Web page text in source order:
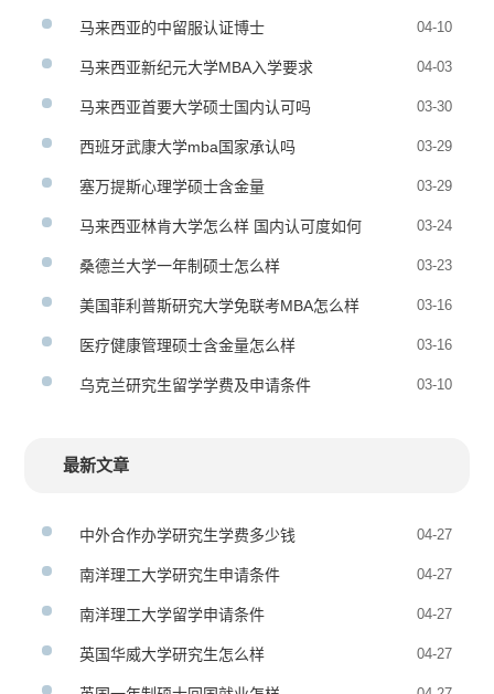
马来西亚的中留服认证博士 04-10
马来西亚新纪元大学MBA入学要求 04-03
马来西亚首要大学硕士国内认可吗 03-30
西班牙武康大学mba国家承认吗 03-29
塞万提斯心理学硕士含金量 03-29
马来西亚林肯大学怎么样 国内认可度如何 03-24
桑德兰大学一年制硕士怎么样 03-23
美国菲利普斯研究大学免联考MBA怎么样 03-16
医疗健康管理硕士含金量怎么样 03-16
乌克兰研究生留学学费及申请条件 03-10
最新文章
中外合作办学研究生学费多少钱 04-27
南洋理工大学研究生申请条件 04-27
南洋理工大学留学申请条件 04-27
英国华威大学研究生怎么样 04-27